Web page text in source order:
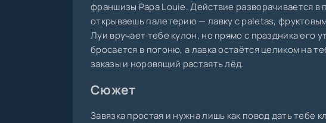
франшизы Papa Louie. Действие разворачивается
открываешь палетерию — лавку с paletas,
Луи вручает тебе кулон, но прямо с праздника его
бросается в погоню, а лавка остаётся целиком на
заказы и норовящий растаять лёд.
Сюжет
Завязка простая и нужна лишь как повод дать тебе